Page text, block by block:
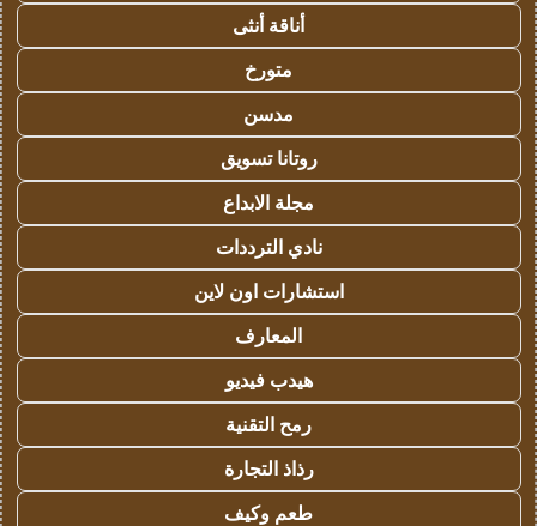
أناقة أنثى
متورخ
مدسن
روتانا تسويق
مجلة الابداع
نادي الترددات
استشارات اون لاين
المعارف
هيدب فيديو
رمح التقنية
رذاذ التجارة
طعم وكيف